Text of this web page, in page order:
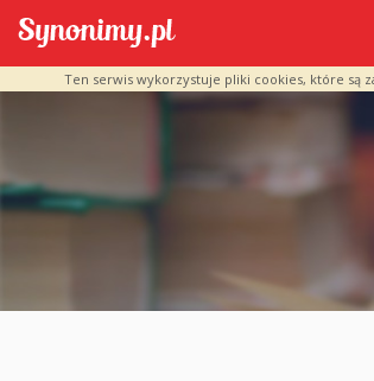
Ten serwis wykorzystuje pliki cookies, które są